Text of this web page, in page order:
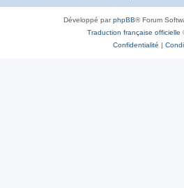
Développé parphpBB® Forum
Traduction française officielle
Confidentialité |